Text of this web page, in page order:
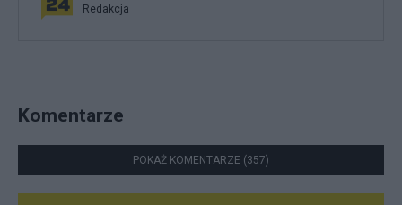
Redakcja
Komentarze
POKAŻ KOMENTARZE (357)